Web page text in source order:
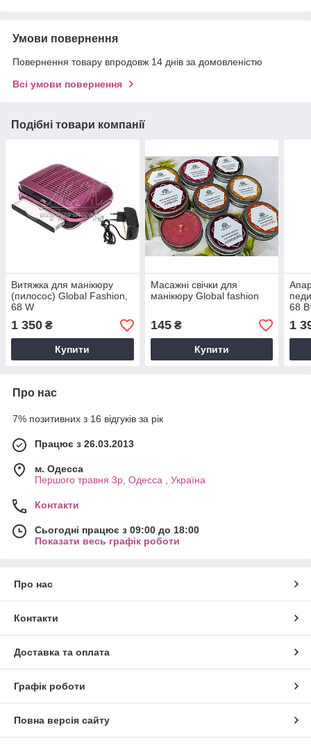
Умови повернення
Повернення товару впродовж 14 днів за домовленістю
Всі умови повернення
Подібні товари компанії
Витяжка для манікюру
(пилосос) Global Fashion,
68 W
1 350 ₴
Купити
Масажні свічки для
манікюру Global fashion
145₴
Купити
68
1
Про нас
7% позитивних з 16 відгуків за рік
Працює з 26.03.2013
м. Одесса
Першого травня 3р, Одесса , Україна
Контакти
Сьогодні працює з 09:00 до 18:00
Показати весь графік роботи
Про нас
Контакти
Доставка та оплата
Графік роботи
Повна версія сайту